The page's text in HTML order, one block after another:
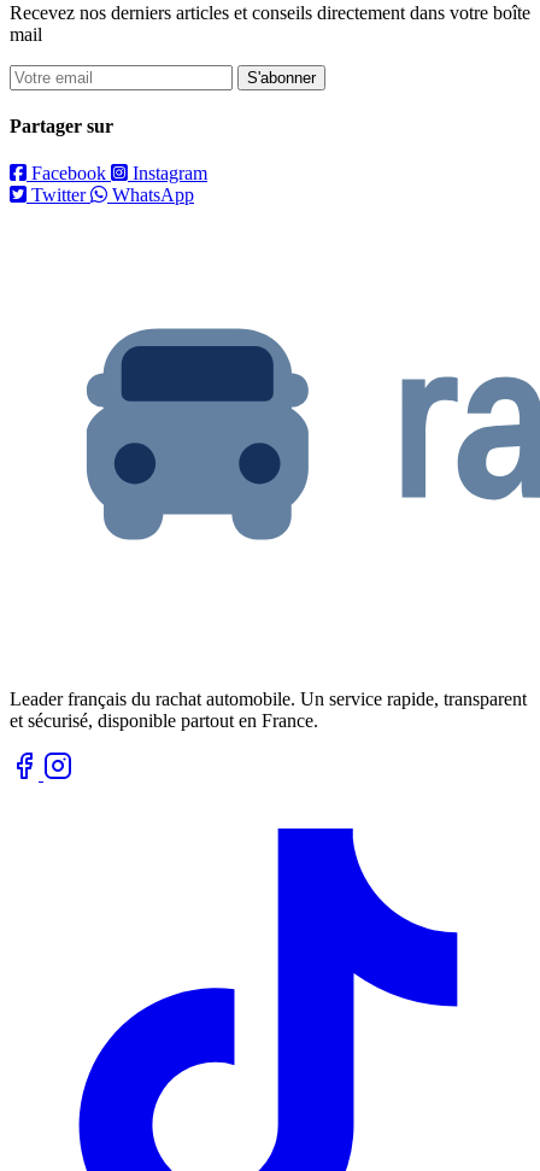
Recevez nos derniers articles et conseils directement dans votre boîte
mail
S'abonner
Partager sur
Facebook
Instagram
Twitter
WhatsApp
Leader français du rachat automobile. Un service rapide, transparent
et sécurisé, disponible partout en France.